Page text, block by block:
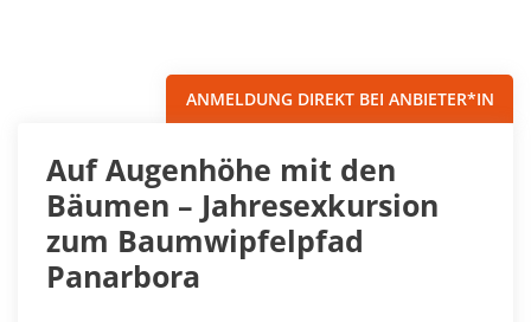
ANMELDUNG DIREKT BEI ANBIETER*IN
Auf Augenhöhe mit den
Bäumen – Jahresexkursion
zum Baumwipfelpfad
Panarbora